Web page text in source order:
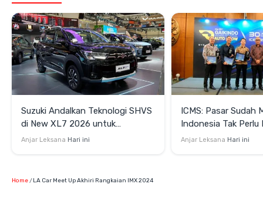
Suzuki Andalkan Teknologi SHVS
di New XL7 2026 untuk
Mendukung Efisiensi Berkendara
Anjar Leksana Hari ini
ICMS: Pasar Sudah
Indonesia Tak Perlu
Satu Teknologi
Anjar Leksana Hari ini
Home LA Car Meet Up Akhiri Rangkaian IMX 2024